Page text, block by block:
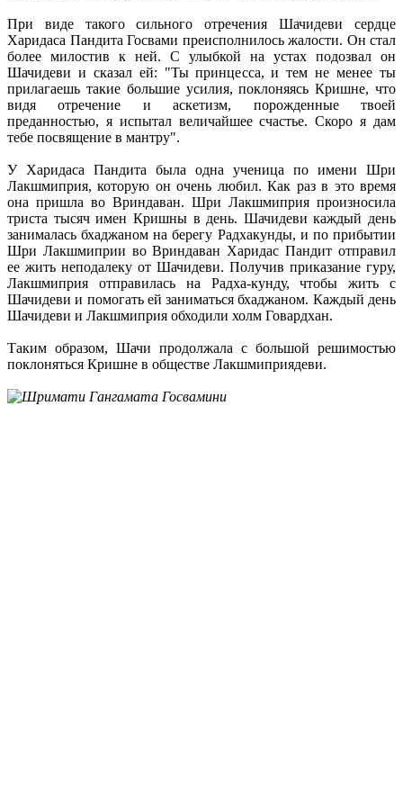
При виде такого сильного отречения Шачидеви сердце
Харидаса Пандита Госвами преисполнилось жалости. Он стал
более милостив к ней. С улыбкой на устах подозвал он
Шачидеви и сказал ей: "Ты принцесса, и тем не менее ты
прилагаешь такие большие усилия, поклоняясь Кришне, что
видя отречение и аскетизм, порожденные твоей
преданностью, я испытал величайшее счастье. Скоро я дам
тебе посвящение в мантру".
У Харидаса Пандита была одна ученица по имени Шри
Лакшмиприя, которую он очень любил. Как раз в это время
она пришла во Вриндаван. Шри Лакшмиприя произносила
триста тысяч имен Кришны в день. Шачидеви каждый день
занималась бхаджаном на берегу Радхакунды, и по прибытии
Шри Лакшмиприи во Вриндаван Харидас Пандит отправил
ее жить неподалеку от Шачидеви. Получив приказание гуру,
Лакшмиприя отправилась на Радха-кунду, чтобы жить с
Шачидеви и помогать ей заниматься бхаджаном. Каждый день
Шачидеви и Лакшмиприя обходили холм Говардхан.
Таким образом, Шачи продолжала с большой решимостью
поклоняться Кришне в обществе Лакшмиприядеви.